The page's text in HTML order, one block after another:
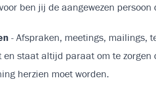
ben jij de aangewezen
- Afspraken, meetings, mailings,
staat altijd paraat om te
herzien moet worden.